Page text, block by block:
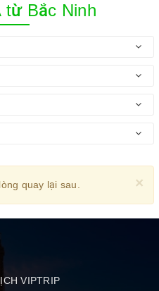
từ Bắc Ninh
×
quay lại sau.
VIPTRIP